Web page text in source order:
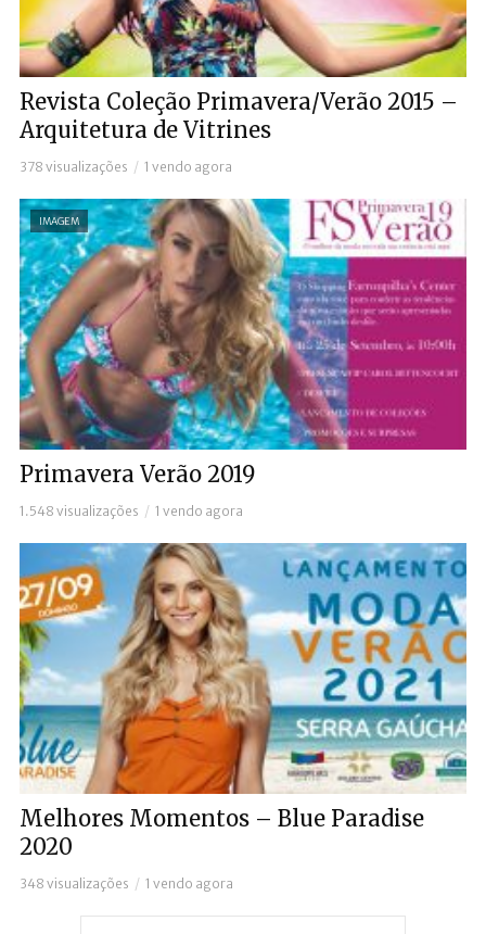
Revista Coleção Primavera/Verão 2015 –
Arquitetura de Vitrines
378 visualizações 1 vendo agora
IMAGEM
Primavera Verão 2019
1.548 visualizações 1 vendo agora
Melhores Momentos – Blue Paradise
2020
348 visualizações 1 vendo agora